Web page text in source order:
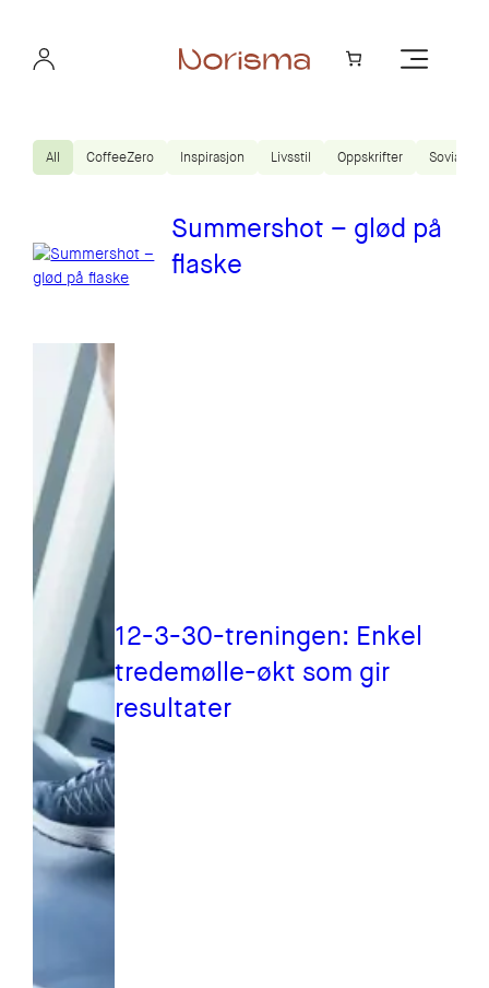
innhold
All CoffeeZero Inspirasjon Livsstil Oppskrifter Sovian
Summershot – glød på
flaske
12-3-30-treningen: Enkel
tredemølle-økt som gir
resultater